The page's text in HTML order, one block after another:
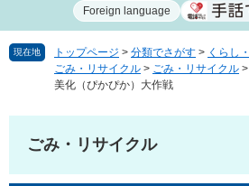
で
ば
Foreign language
現在地 トップページ > 分類でさがす > くらし
ごみ・リサイクル > ごみ・リサイクル >
美化（ぴかぴか）大作戦
ごみ・リサイクル